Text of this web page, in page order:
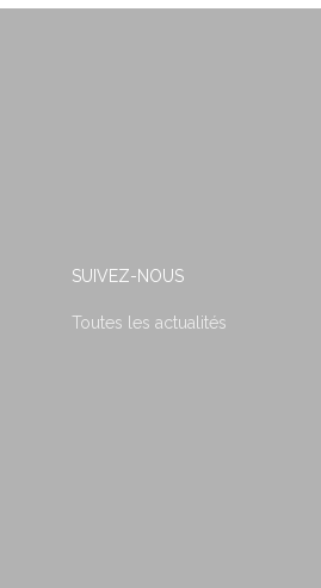
SUIVEZ-NOUS
Toutes les actualités